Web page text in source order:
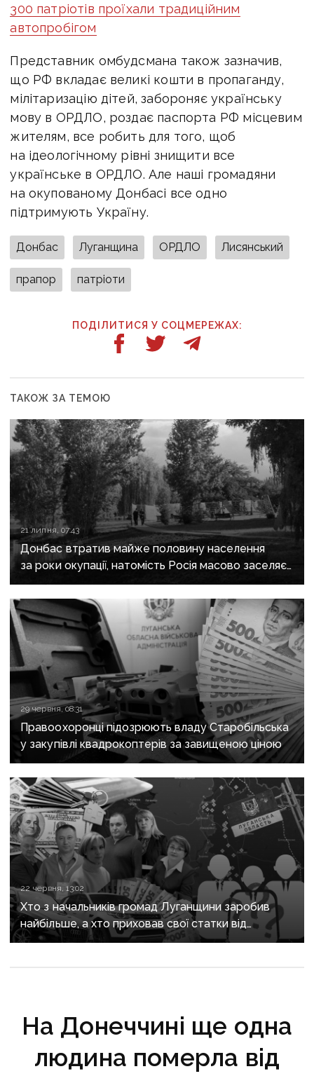
300 патріотів проїхали традиційним
автопробігом
Представник омбудсмана також зазначив,
що РФ вкладає великі кошти в пропаганду,
мілітаризацію дітей, забороняє українську
мову в ОРДЛО, роздає паспорта РФ місцевим
жителям, все робить для того, щоб
на ідеологічному рівні знищити все
українське в ОРДЛО. Але наші громадяни
на окупованому Донбасі все одно
підтримують Україну.
Донбас Луганщина ОРДЛО Лисянський
прапор патріоти
ПОДІЛИТИСЯ У СОЦМЕРЕЖАХ:
ТАКОЖ ЗА ТЕМОЮ
21 липня, 07:43
Донбас втратив майже половину населення
за роки окупації, натомість Росія масово заселяє
регіон своїми громадянами — ГУР
29 червня, 08:31
Правоохоронці підозрюють владу Старобільська
у закупівлі квадрокоптерів за завищеною ціною
22 червня, 13:02
Хто з начальників громад Луганщини заробив
найбільше, а хто приховав свої статки від
громадськості
На Донеччині ще одна
людина померла від